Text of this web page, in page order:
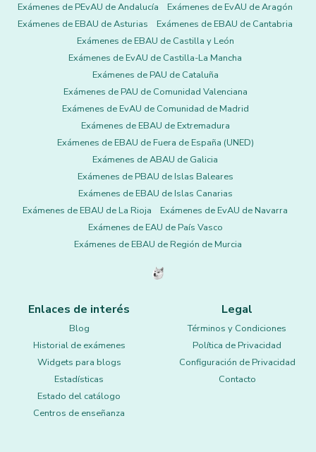
Exámenes de PEvAU de Andalucía
Exámenes de EvAU de Aragón
Exámenes de EBAU de Asturias
Exámenes de EBAU de Cantabria
Exámenes de EBAU de Castilla y León
Exámenes de EvAU de Castilla-La Mancha
Exámenes de PAU de Cataluña
Exámenes de PAU de Comunidad Valenciana
Exámenes de EvAU de Comunidad de Madrid
Exámenes de EBAU de Extremadura
Exámenes de EBAU de Fuera de España (UNED)
Exámenes de ABAU de Galicia
Exámenes de PBAU de Islas Baleares
Exámenes de EBAU de Islas Canarias
Exámenes de EBAU de La Rioja
Exámenes de EvAU de Navarra
Exámenes de EAU de País Vasco
Exámenes de EBAU de Región de Murcia
Enlaces de interés
Blog
Historial de exámenes
Widgets para blogs
Estadísticas
Estado del catálogo
Centros de enseñanza
Legal
Términos y Condiciones
Política de Privacidad
Configuración de Privacidad
Contacto